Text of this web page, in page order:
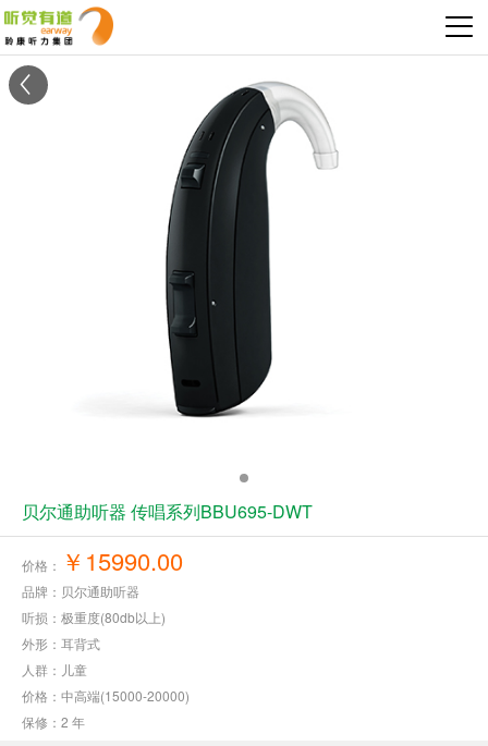
贝尔通助听器 传唱系列BBU695-DWT
价格： ￥15990.00
品牌：贝尔通助听器
听损：极重度(80db以上)
外形：耳背式
人群：儿童
价格：中高端(15000-20000)
保修：2 年